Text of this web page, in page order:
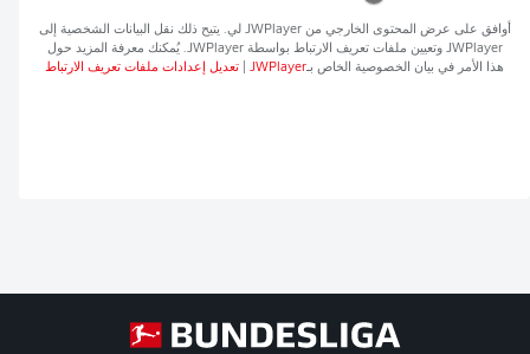
أوافق على عرض المحتوى الخارجي منJWPlayer لي. يتيح ذلك نقل البيانات الشخصية إلى
JWPlayer وتعيين ملفات تعريف الارتباط بواسطةJWPlayer. يُمكنك معرفة المزيد حول
هذا الأمر في بيان الخصوصية الخاص بـJWPlayer تعديل إعدادات ملفات تعريف الارتباط